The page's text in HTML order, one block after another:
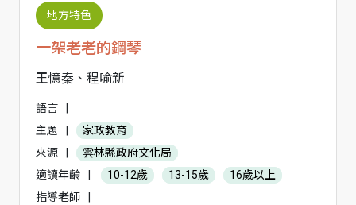
地方特色
一架老老的鋼琴
王憶秦、程喻新
語言
主題
家政教育
來源
雲林縣政府文化局
適讀年齡
10-12歲 13-15歲
16歲以上
指導老師